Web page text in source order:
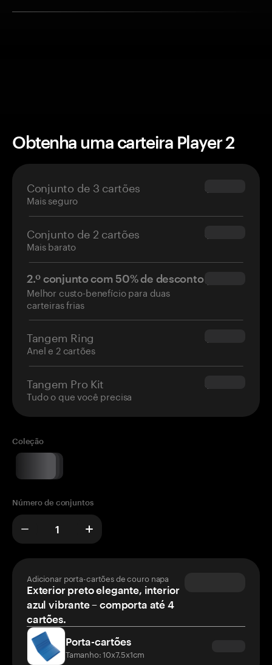
Obtenha uma carteira Player 2
Conjunto de 3 cartões
Mais seguro
$69.90
Conjunto de 2 cartões
Mais barato
$54.90
2.º conjunto com 50% de desconto
Melhor custo-benefício para duas
carteiras frias
$34.95
Tangem Ring
Anel e 2 cartões
$160.00
Tangem Pro Kit
Tudo o que você precisa
$180.00
Coleção
Número de conjuntos
Adicionar porta-cartões de couro napa
Exterior preto elegante, interior
azul vibrante – comporta até 4
cartões.
Porta-cartões
Tamanho: 10x7.5x1cm